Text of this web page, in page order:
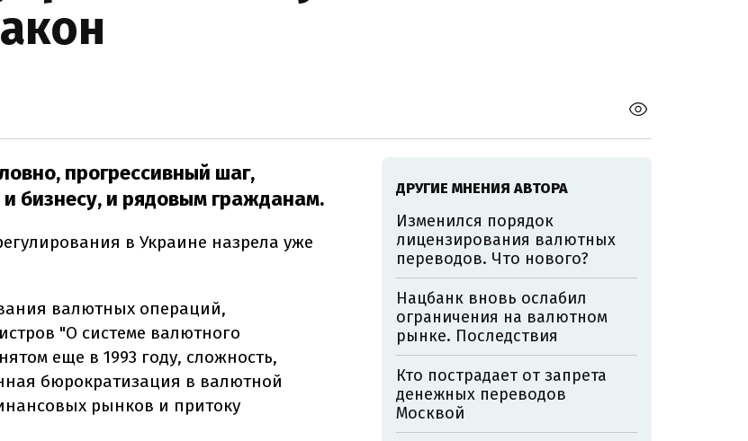
прогрессивный шаг,
бизнесу, и рядовым гражданам.
в Украине назрела уже
валютных операций,
"О системе валютного
еще в 1993 году, сложность,
бюрократизация в валютной
рынков и притоку
ДРУГИЕ МНЕНИЯ АВТОРА
Изменился порядок
лицензирования валютных
переводов. Что нового?
Нацбанк вновь ослабил
ограничения на валютном
рынке. Последствия
Кто пострадает от запрета
денежных переводов
Москвой